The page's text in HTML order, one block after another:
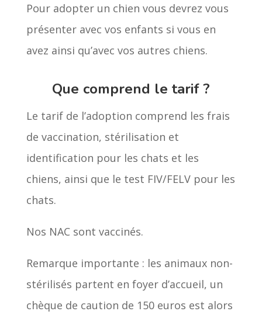
Pour adopter un chien vous devrez vous
présenter avec vos enfants si vous en
avez ainsi qu’avec vos autres chiens.
Que comprend le tarif ?
Le tarif de l’adoption comprend les frais
de vaccination, stérilisation et
identification pour les chats et les
chiens, ainsi que le test FIV/FELV pour les
chats.
Nos NAC sont vaccinés.
Remarque importante : les animaux non-
stérilisés partent en foyer d’accueil, un
chèque de caution de 150 euros est alors